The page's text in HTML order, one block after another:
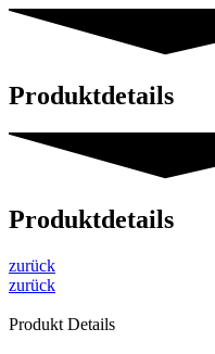
Produktdetails
Produktdetails
zurück
zurück
Produkt Details